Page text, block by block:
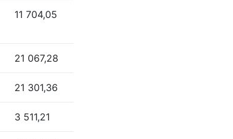
11 704,05
21 067,28
21 301,36
3 511,21